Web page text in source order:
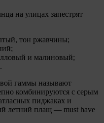
на улицах запестрят
тон ржавчины;
и малиновый;
гаммы называют
комбинируются с серым
пиджаках и
летний плащ — must have